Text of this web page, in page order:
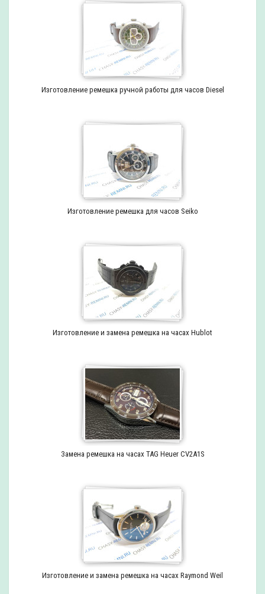
Изготовление ремешка ручной работы для часов Diesel
Изготовление ремешка для часов Seiko
Изготовление и замена ремешка на часах Hublot
Замена ремешка на часах TAG Heuer CV2A1S
Изготовление и замена ремешка на часах Raymond Weil